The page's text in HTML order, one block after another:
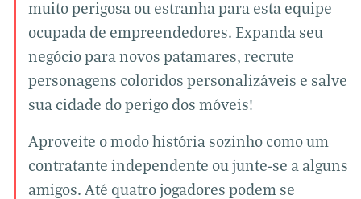
muito perigosa ou estranha para esta equipe
ocupada de empreendedores. Expanda seu
negócio para novos patamares, recrute
personagens coloridos personalizáveis e salve
sua cidade do perigo dos móveis!
Aproveite o modo história sozinho como um
contratante independente ou junte-se a alguns
amigos. Até quatro jogadores podem se